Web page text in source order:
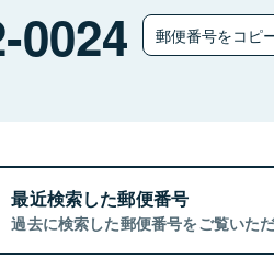
0024 郵便番号をコピ
最近検索した郵便番号
過去に検索した郵便番号をご覧いただ